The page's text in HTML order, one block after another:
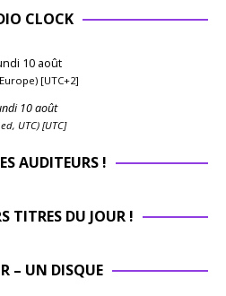
CLOCK
10 août
[UTC+2]
10 août
UTC) [UTC]
AUDITEURS !
TITRES DU JOUR !
– UN DISQUE